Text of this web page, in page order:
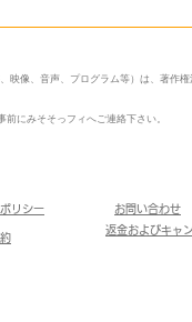
像、音声、プログラム等）は、著作
前にみそそっフィへご連絡下さい。
リシー お問い合わせ
返金およびキャ